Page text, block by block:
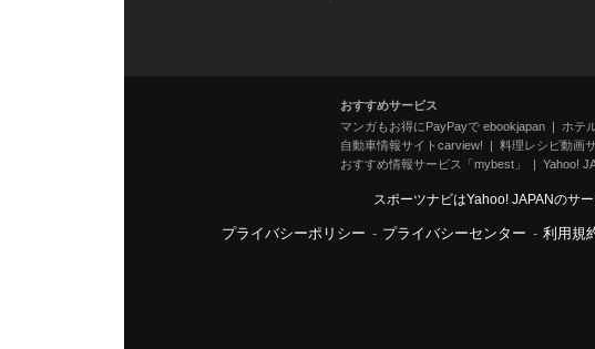
おすすめサービス
マンガもお得にPayPayで ebookjapan
ホテ
自動車情報サイトcarview!
料理レシピ動画
おすすめ情報サービス「mybest」
Yahoo!
スポーツナビはYahoo! JAPANのサ
プライバシーポリシー - プライバシーセンター - 利用規